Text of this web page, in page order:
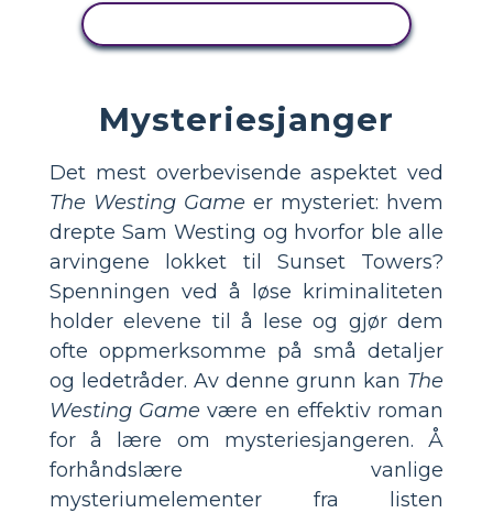
Mysteriesjanger
Det mest overbevisende aspektet ved
The Westing Game er mysteriet: hvem
drepte Sam Westing og hvorfor ble alle
arvingene lokket til Sunset Towers?
Spenningen ved å løse kriminaliteten
holder elevene til å lese og gjør dem
ofte oppmerksomme på små detaljer
og ledetråder. Av denne grunn kan The
Westing Game være en effektiv roman
for å lære om mysteriesjangeren. Å
forhåndslære vanlige
mysteriumelementer fra listen